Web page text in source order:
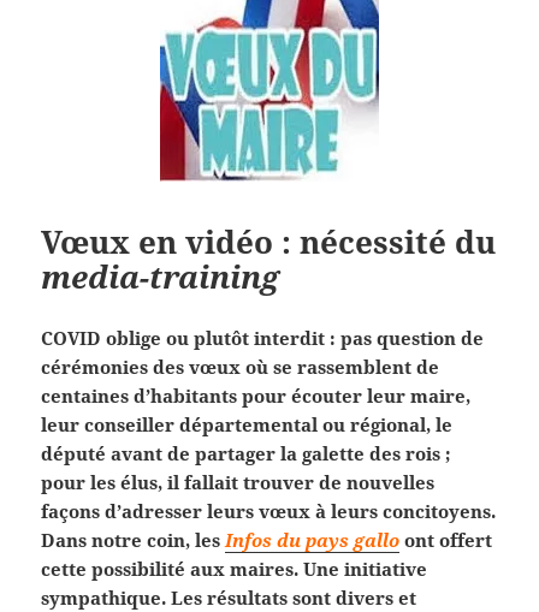
Vœux en vidéo : nécessité du
media-training
COVID oblige ou plutôt interdit : pas question de
cérémonies des vœux où se rassemblent de
centaines d’habitants pour écouter leur maire,
leur conseiller départemental ou régional, le
député avant de partager la galette des rois ;
pour les élus, il fallait trouver de nouvelles
façons d’adresser leurs vœux à leurs concitoyens.
Dans notre coin, les Infos du pays gallo ont offert
cette possibilité aux maires. Une initiative
sympathique. Les résultats sont divers et